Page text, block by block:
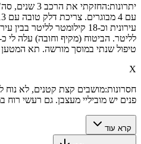
יתרונות:
החזקתי את
טיפול שנתי במוסך מורשה. תא המטען
X
חסרונות:מושבים קצת קטנים, לא נוח
פנים יש מוביליי מעצבן. גם רעשי רוח במהירות של
קרא עוד